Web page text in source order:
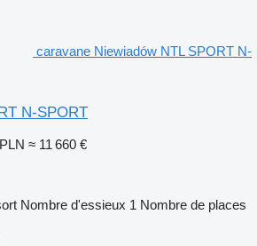
caravane Niewiadów NTL SPORT N-
N-SPORT
≈ 11 660 €
Nombre d'essieux 1 Nombre de places